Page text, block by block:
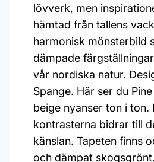
lövverk, men
hämtad från tallens
harmonisk mönsterbild
dämpade
vår nordiska natur.
Spange. Här ser du
beige nyanser ton i ton.
kontrasterna bidrar till
känslan. Tapeten finns
och dämpat